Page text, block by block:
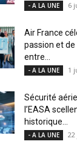
- A LA UNE 6
Air France
passion et
entre...
- A LA UNE 1
Sécurité
l’EASA
historique...
- A LA UNE 22